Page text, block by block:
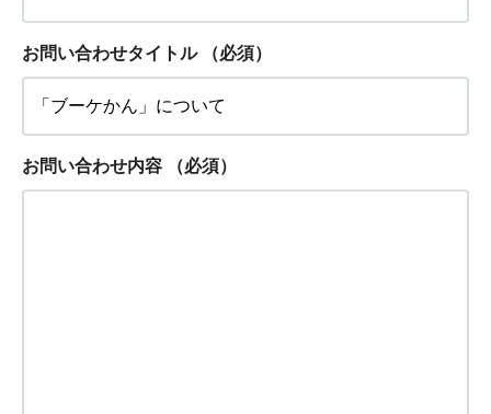
お問い合わせタイトル （必須）
お問い合わせ内容 （必須）